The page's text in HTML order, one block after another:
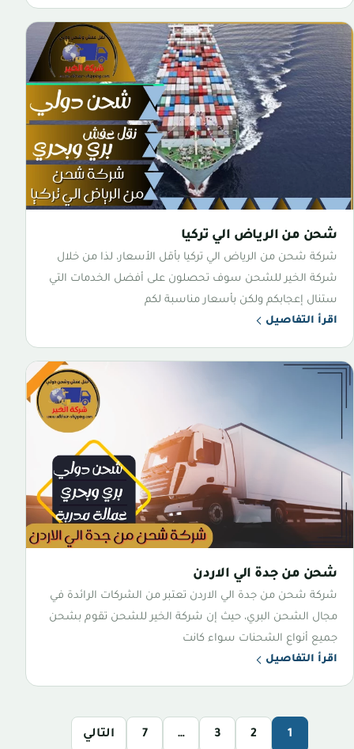
شحن من الرياض الي تركيا
شركة شحن من الرياض الي تركيا بأقل الأسعار، لذا من خلال
شركة الخير للشحن سوف تحصلون على أفضل الخدمات التي
ستنال إعجابكم ولكن بأسعار مناسبة لكم
اقرأ التفاصيل
شحن من جدة الي الاردن
شركة شحن من جدة الي الاردن تعتبر من الشركات الرائدة في
مجال الشحن البري، حيث إن شركة الخير للشحن تقوم بشحن
جميع أنواع الشحنات سواء كانت
اقرأ التفاصيل
1
2
3
…
7 التالي